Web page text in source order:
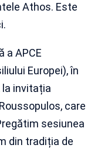
Athos. Este
a APCE
Europei), în
la invitația
care
sesiunea
din tradiția de